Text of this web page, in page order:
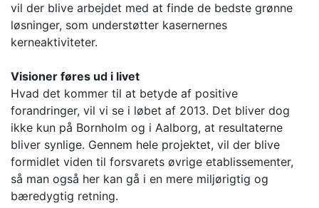
vil der blive arbejdet med at finde de bedste grønne
løsninger, som understøtter kasernernes
kerneaktiviteter.
Visioner føres ud i livet
Hvad det kommer til at betyde af positive
forandringer, vil vi se i løbet af 2013. Det bliver dog
ikke kun på Bornholm og i Aalborg, at resultaterne
bliver synlige. Gennem hele projektet, vil der blive
formidlet viden til forsvarets øvrige etablissementer,
så man også her kan gå i en mere miljørigtig og
bæredygtig retning.